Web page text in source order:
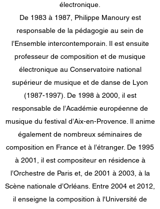
électronique.
De 1983 à 1987, Philippe Manoury est
responsable de la pédagogie au sein de
l’Ensemble intercontemporain. Il est ensuite
professeur de composition et de musique
électronique au Conservatoire national
supérieur de musique et de danse de Lyon
(1987-1997) . De 1998 à 2000, il est
responsable de l’Académie européenne de
musique du festival d’Aix-en-Provence. Il anime
également de nombreux séminaires de
composition en France et à l’étranger. De 1995
à 2001, il est compositeur en résidence à
l’Orchestre de Paris et, de 2001 à 2003, à la
Scène nationale d’Orléans. Entre 2004 et 2012,
il enseigne la composition à l'Université de